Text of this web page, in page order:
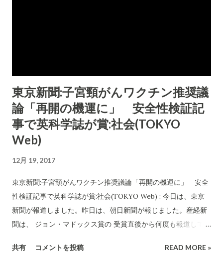
東京新聞:子宮頸がんワクチン推奨議
論「再開の機運に」 安全性検証記
事で英科学誌が賞:社会(TOKYO
Web)
12月 19, 2017
東京新聞:子宮頸がんワクチン推奨議論「再開の機運に」 安全
性検証記事で英科学誌が賞:社会(TOKYO Web) : 今日は、東京
新聞が報道しました。昨日は、朝日新聞が報じました。産経新
聞は、 ジョン・マドックス賞の 受賞直後から何度も報道してい
NHKは記者全員が都合が付かないと言って、欠席したそうで
共有 コメントを投稿 READ MORE »